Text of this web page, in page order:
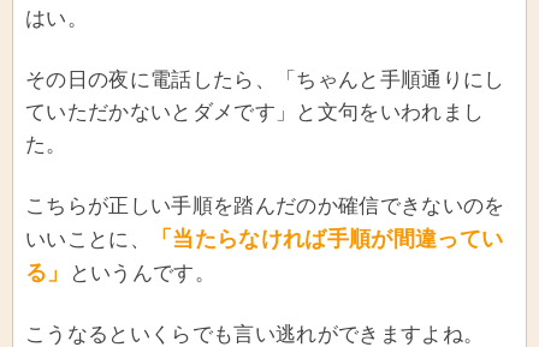
はい。
その日の夜に電話したら、「ちゃんと手順通りにし
ていただかないとダメです」と文句をいわれまし
た。
こちらが正しい手順を踏んだのか確信できないのを
いいことに、
「当たらなければ手順が間違ってい
る」
というんです。
こうなるといくらでも言い逃れができますよね。